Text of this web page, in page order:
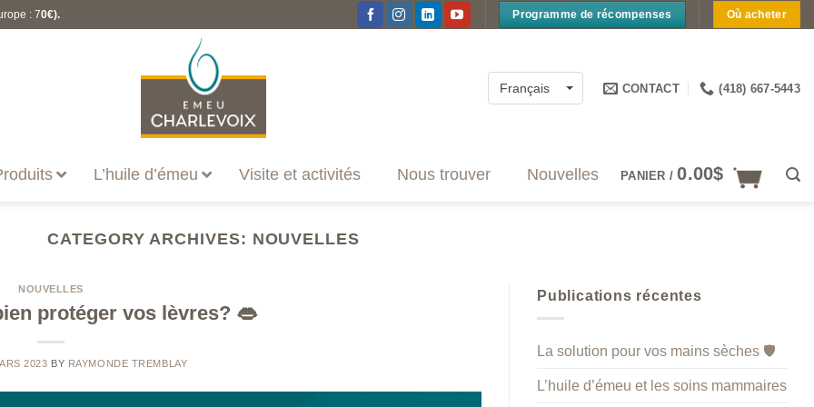
: 70€). Programme de récompenses Où acheter
Français CONTACT (418) 667-5443
L’huile d’émeu Visite et activités Nous trouver Nouvelles PANIER /0.00$
CATEGORY ARCHIVES: NOUVELLES
NOUVELLES
protéger vos lèvres? 👄
2023 BY RAYMONDE TREMBLAY
Publications récentes
La solution pour vos mains sèches 🛡️
L’huile d’émeu et les soins mammaires